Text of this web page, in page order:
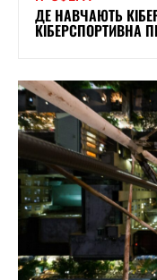
ДЕ НАВЧАЮТЬ
КІБЕРСПОРТИВНА